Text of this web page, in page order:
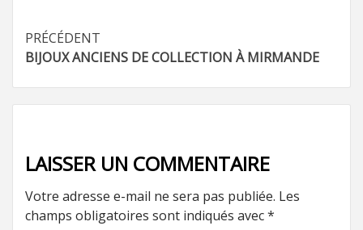
Navigation
d’article
PRÉCÉDENT
BIJOUX ANCIENS DE COLLECTION À MIRMANDE
LAISSER UN COMMENTAIRE
Votre adresse e-mail ne sera pas publiée. Les
champs obligatoires sont indiqués avec*